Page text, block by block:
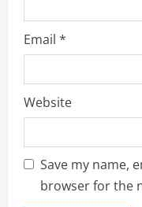
Email *
Website
Save my name,
browser for the